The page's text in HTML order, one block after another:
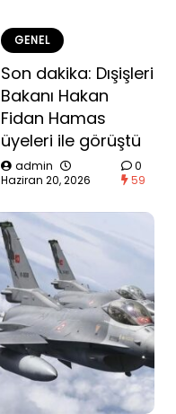
GENEL
Son dakika: Dışişleri
Bakanı Hakan
Fidan Hamas
üyeleri ile görüştü
admin
Haziran 20, 2026
0
59